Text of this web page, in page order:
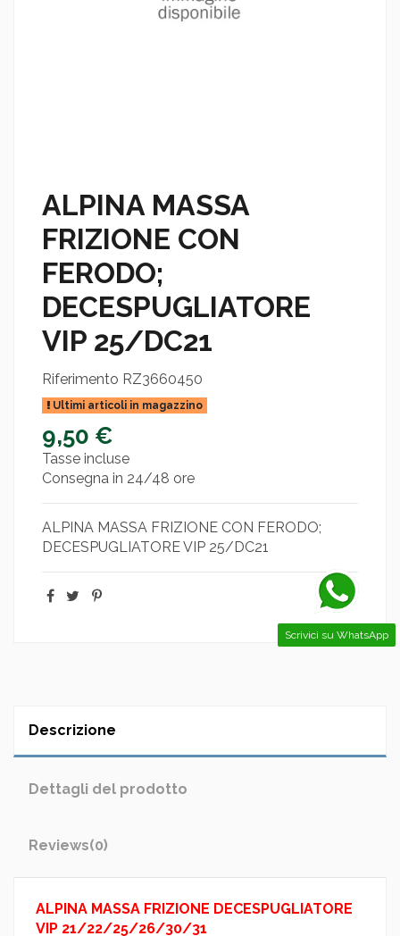
ALPINA MASSA
FRIZIONE CON
FERODO;
DECESPUGLIATORE
VIP 25/DC21
Riferimento RZ3660450
Ultimi articoli in magazzino
9,50 €
Tasse incluse
Consegna in 24/48 ore
ALPINA MASSA FRIZIONE CON FERODO;
DECESPUGLIATORE VIP 25/DC21
Descrizione
Dettagli del prodotto
Reviews(0)
ALPINA MASSA FRIZIONE DECESPUGLIATORE
VIP 21/22/25/26/30/31
Scrivici su WhatsApp